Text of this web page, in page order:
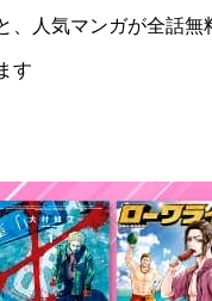
、人気マンガが全話無
す